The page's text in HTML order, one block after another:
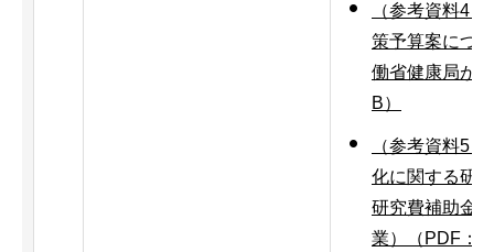
（参考資料4
策予算案につ
働省健康局が
B）
（参考資料5
化に関する研
研究費補助金
業）（PDF：